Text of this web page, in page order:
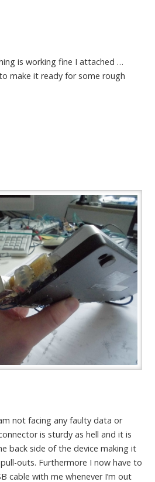
is working fine I attached …
make it ready for some rough
not facing any faulty data or
is sturdy as hell and it is
back side of the device making it
outs. Furthermore I now have to
cable with me whenever I’m out